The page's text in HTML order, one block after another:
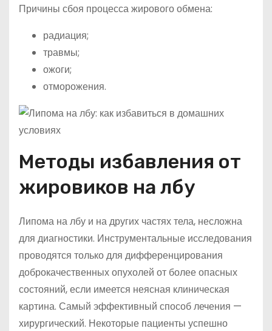
Причины сбоя процесса жирового обмена:
радиация;
травмы;
ожоги;
отморожения.
Методы избавления от
жировиков на лбу
Липома на лбу и на других частях тела, несложна
для диагностики. Инструментальные исследования
проводятся только для дифференцирования
доброкачественных опухолей от более опасных
состояний, если имеется неясная клиническая
картина. Самый эффективный способ лечения —
хирургический. Некоторые пациенты успешно